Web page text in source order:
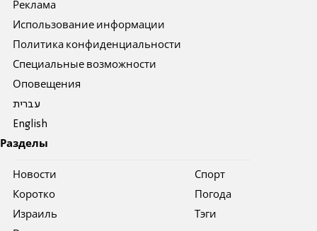
Реклама
Использование информации
Политика конфиденциальности
Специальные возможности
Оповещения
עברית
English
Разделы
Новости
Коротко
Израиль
Спорт
Погода
Тэги